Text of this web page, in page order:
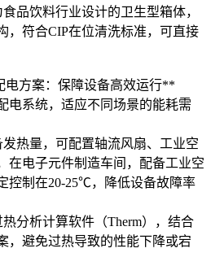
品饮料行业设计的卫生型箱体，
，符合CIP在位清洗标准，可直接
电方案：保障设备高效运行**
电系统，适应不同场景的能耗需
热量，可配置轴流风扇、工业空
在电子元件制造车间，配备工业空
控制在20-25℃，降低设备故障率
分析计算软件（Therm），结合
，避免过热导致的性能下降或宕